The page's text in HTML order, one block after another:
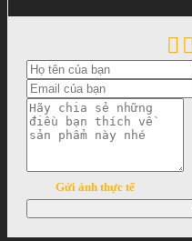
Gửi ảnh thực tế